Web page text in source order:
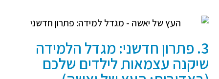
3. פתרון חדשני: מגדל הלמידה
שיקנה עצמאות לילדים שלכם